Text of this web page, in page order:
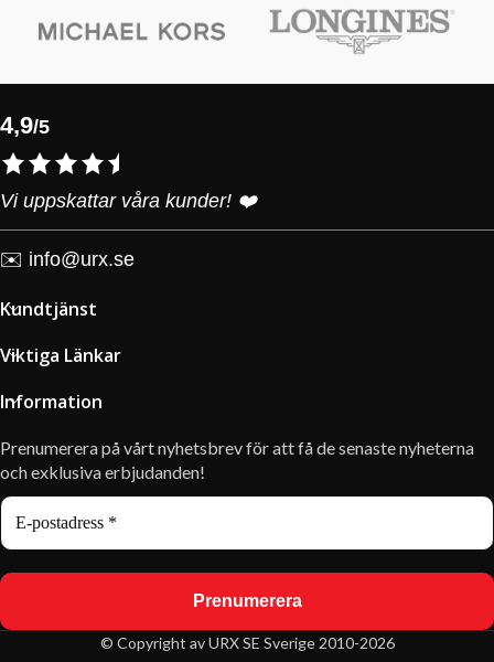
4,9/5
Vi uppskattar våra kunder! ❤️
✉️ info@urx.se
Kundtjänst
Viktiga Länkar
Information
Prenumerera på vårt nyhetsbrev för att få de senaste nyheterna
och exklusiva erbjudanden!
© Copyright av URX SE Sverige 2010-2026